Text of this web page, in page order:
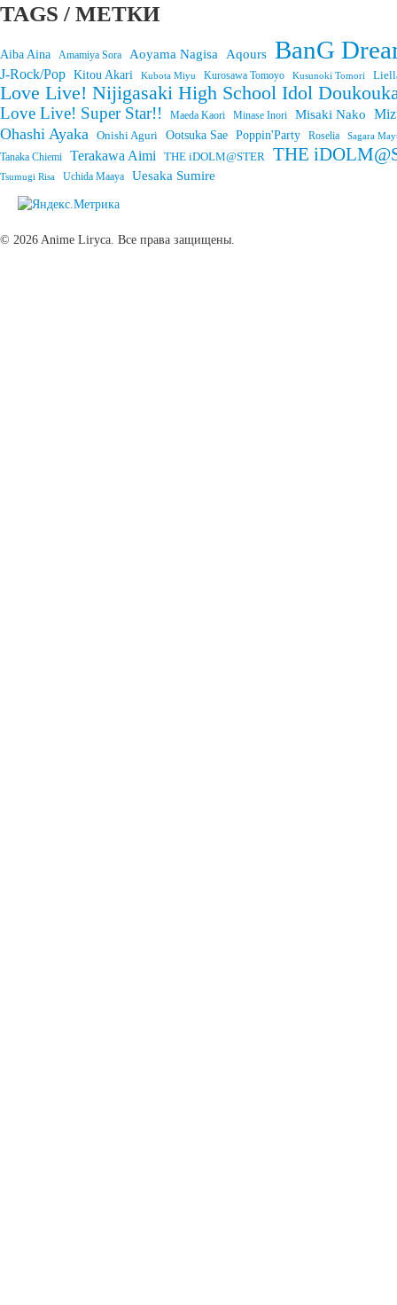
TAGS / МЕТКИ
Aiba Aina Amamiya Sora Aoyama Nagisa Aqours BanG
J-Rock/Pop Kitou Akari Kubota Miyu Kurosawa Tomoyo Kusunoki Tomori
Love Live! Nijigasaki High School Idol
Love Live! Super Star!! Maeda Kaori Minase Inori Misaki Nako
Ohashi Ayaka Onishi Aguri Ootsuka Sae Poppin'Party Roselia Sagara
Tanaka Chiemi Terakawa Aimi THE iDOLM@STER THE
Tsumugi Risa Uchida Maaya Uesaka Sumire
© 2026 Anime Liryca. Все права защищены.